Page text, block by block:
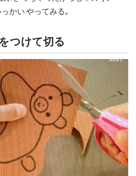
かい やってみる｡
つけて切る